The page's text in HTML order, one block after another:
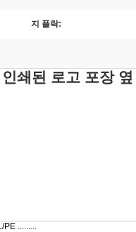
지 플락:
쇄된 로고 포장
PE .........